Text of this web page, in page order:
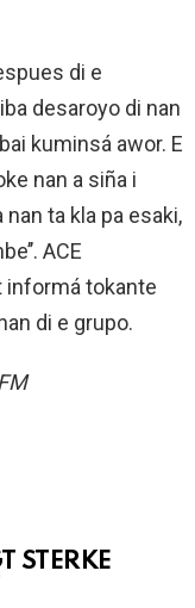
di e
desaroyo di nan
kuminsá awor. E
nan a siña i
ta kla pa esaki,
ACE
informá tokante
di e grupo.
STERKE